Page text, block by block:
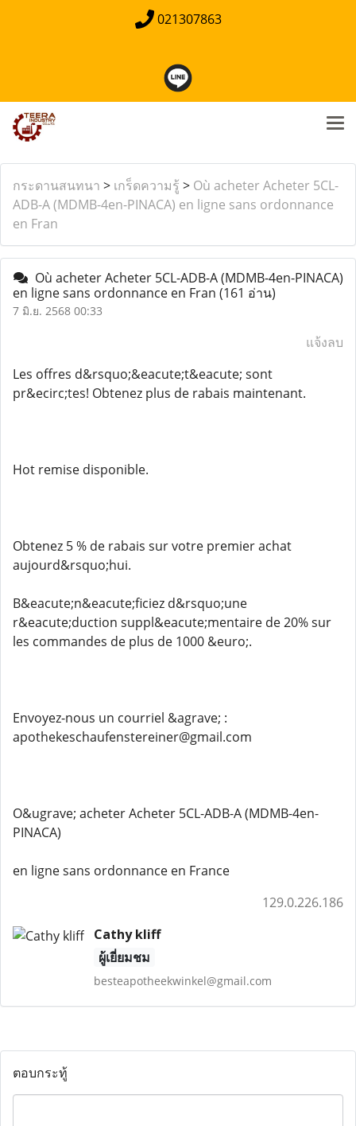
021307863
กระดานสนทนา > เกร็ดความรู้ > Où acheter Acheter 5CL-
ADB-A (MDMB-4en-PINACA) en ligne sans ordonnance
en Fran
Où acheter Acheter 5CL-ADB-A (MDMB-4en-PINACA)
en ligne sans ordonnance en Fran (161 อ่าน)
7 มิ.ย. 2568 00:33
แจ้งลบ
Les offres d&rsquo;&eacute;t&eacute; sont
pr&ecirc;tes! Obtenez plus de rabais maintenant.
Hot remise disponible.
Obtenez 5 % de rabais sur votre premier achat
aujourd&rsquo;hui.
B&eacute;n&eacute;ficiez d&rsquo;une
r&eacute;duction suppl&eacute;mentaire de 20% sur
les commandes de plus de 1000 &euro;.
Envoyez-nous un courriel &agrave; :
apothekeschaufenstereiner@gmail.com
O&ugrave; acheter Acheter 5CL-ADB-A (MDMB-4en-
PINACA)
en ligne sans ordonnance en France
129.0.226.186
Cathy kliff
ผู้เยี่ยมชม
besteapotheekwinkel@gmail.com
ตอบกระทู้